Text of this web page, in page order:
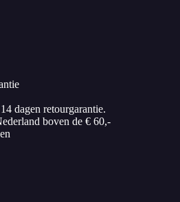
dagen retourgarantie.
boven de € 60,-